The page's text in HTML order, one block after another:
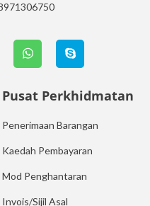
Pusat Perkhidmatan
Penerimaan Barangan
Kaedah Pembayaran
Mod Penghantaran
Invois/Sijil Asal